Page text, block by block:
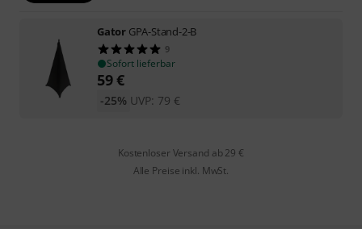
Gator GPA-Stand-2-B
9
Sofort lieferbar
59€
UVP: 79 €
-25%
Kostenloser Versand ab 29 €
Alle Preise inkl. MwSt.